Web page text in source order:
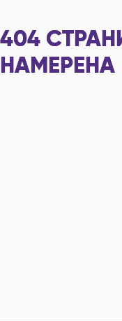
404
НАМЕРЕНА